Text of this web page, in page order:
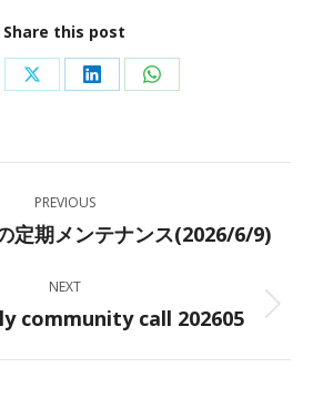
Share this post
Share
X
Share
LinkedIn
Share
WhatsApp
PREVIOUS
Previous
定期メンテナンス(2026/6/9)
NEXT
Next
community call 202605